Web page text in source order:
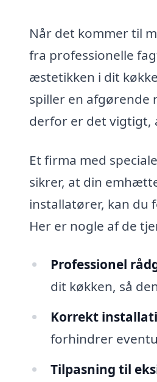
Når det kommer til
fra professionelle
æstetikken i dit
spiller en afgørende
derfor er det vigtigt,
Et firma med
sikrer, at din
installatører, kan du
Her er nogle af de
Professionel
dit køkken, så
Korrekt
forhindrer
Tilpasning til